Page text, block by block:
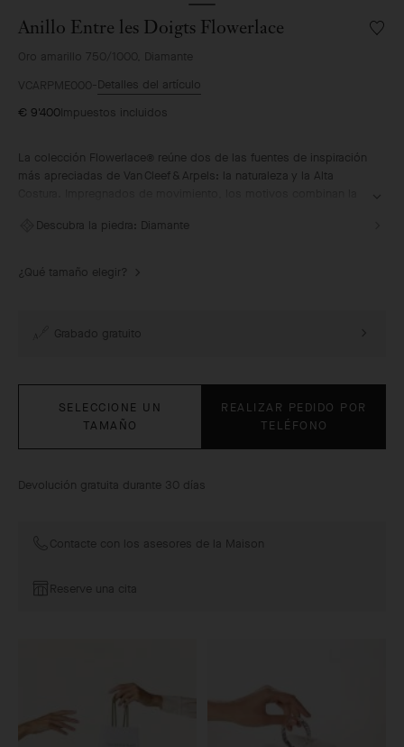
Anillo Entre les Doigts Flowerlace
Oro amarillo 750/1000, Diamante
Lista
VCARPME000 Detalles del artículo
€ 9'400Impuestos incluidos
La colección Flowerlace® reúne dos de las fuentes de inspiración
más apreciadas de Van Cleef & Arpels: la naturaleza y la Alta
a los diamantes seleccionados según los criterios más estrictos
Pendientes Flowerlace, modelo pequeño, oro amarillo,
Descubra la piedra: Diamante
¿Qué tamaño elegir?
Grabado gratuito
SELECCIONE UN
TAMAÑO
REALIZAR PEDIDO POR
TELÉFONO
Devolución gratuita durante 30 días
Contacte con los asesores de la Maison
Reserve una cita